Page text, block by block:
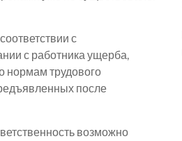
с
с работника ущерба,
нормам трудового
после
возможно